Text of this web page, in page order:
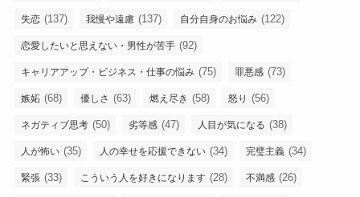
失恋 (137) 我慢や遠慮 (137) 自分自身のお悩み (122)
恋愛したいと思えない・男性が苦手 (92)
キャリアアップ・ビジネス・仕事の悩み (75) 罪悪感 (73)
嫉妬 (68) 優しさ (63) 燃え尽き (58) 怒り (56)
ネガティブ思考 (50) 劣等感 (47) 人目が気になる (38)
人が怖い (35) 人の幸せを応援できない (34) 完璧主義 (34)
緊張 (33) こういう人を好きになります (28) 不満感 (26)